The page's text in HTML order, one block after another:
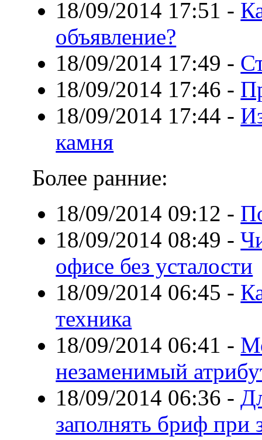
18/09/2014 17:51 -
объявление?
18/09/2014 17:49 -
18/09/2014 17:46 -
18/09/2014 17:44 -
камня
Более ранние:
18/09/2014 09:12 -
18/09/2014 08:49 -
офисе без усталости
18/09/2014 06:45 -
техника
18/09/2014 06:41 -
незаменимый
18/09/2014 06:36 -
заполнять бриф при